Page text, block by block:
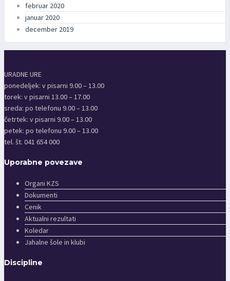
februar 2020
januar 2020
december 2019
URADNE URE
ponedeljek: v pisarni 9.00 – 13.00
torek: v pisarni 13.00 – 17.00
sreda: po telefonu 9.00 – 13.00
četrtek: v pisarni 9.00 – 13.00
petek: po telefonu 9.00 – 13.00
tel. št. 041 654 000
Uporabne povezave
Organi KZS
Dokumenti
Cenik
Aktualni rezultati
Koledar
Jahalne šole in klubi
Discipline